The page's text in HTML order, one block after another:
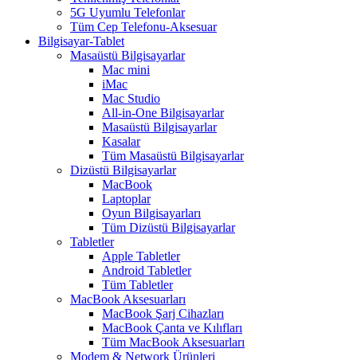
5G Uyumlu Telefonlar
Tüm Cep Telefonu-Aksesuar
Bilgisayar-Tablet
Masaüstü Bilgisayarlar
Mac mini
iMac
Mac Studio
All-in-One Bilgisayarlar
Masaüstü Bilgisayarlar
Kasalar
Tüm Masaüstü Bilgisayarlar
Dizüstü Bilgisayarlar
MacBook
Laptoplar
Oyun Bilgisayarları
Tüm Dizüstü Bilgisayarlar
Tabletler
Apple Tabletler
Android Tabletler
Tüm Tabletler
MacBook Aksesuarları
MacBook Şarj Cihazları
MacBook Çanta ve Kılıfları
Tüm MacBook Aksesuarları
Modem & Network Ürünleri